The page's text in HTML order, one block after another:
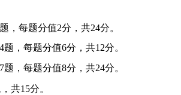
， 每题分值2分，共24分。
，每题分值6分，共12分。
， 每题分值8分，共24分。
共15分。